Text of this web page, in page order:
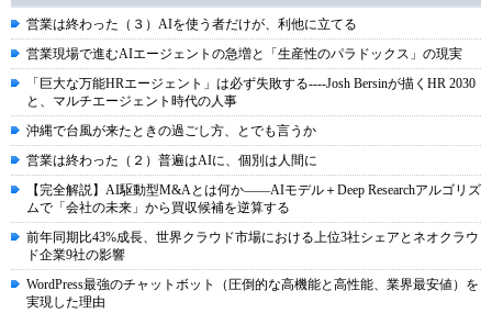
営業は終わった（３）AIを使う者だけが、利他に立てる
営業現場で進むAIエージェントの急増と「生産性のパラドックス」の現実
「巨大な万能HRエージェント」は必ず失敗する----Josh Bersinが描くHR 2030
と、マルチエージェント時代の人事
沖縄で台風が来たときの過ごし方、とでも言うか
営業は終わった（２）普遍はAIに、個別は人間に
【完全解説】AI駆動型M&Aとは何か――AIモデル＋Deep Researchアルゴリズ
ムで「会社の未来」から買収候補を逆算する
前年同期比43%成長、世界クラウド市場における上位3社シェアとネオクラウ
ド企業9社の影響
WordPress最強のチャットボット（圧倒的な高機能と高性能、業界最安値）を
実現した理由